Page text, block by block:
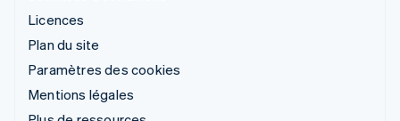
Licences
Plan du site
Paramètres des cookies
Mentions légales